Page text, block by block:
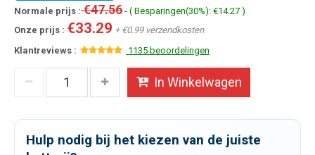
Normale prijs :€47.56 - ( Besparingen(30%): €14.27 )
Onze prijs : €33.29 + €0.99 verzendkosten
Klantreviews :
1135 beoordelingen
In Winkelwagen
Hulp nodig bij het kiezen van de juiste